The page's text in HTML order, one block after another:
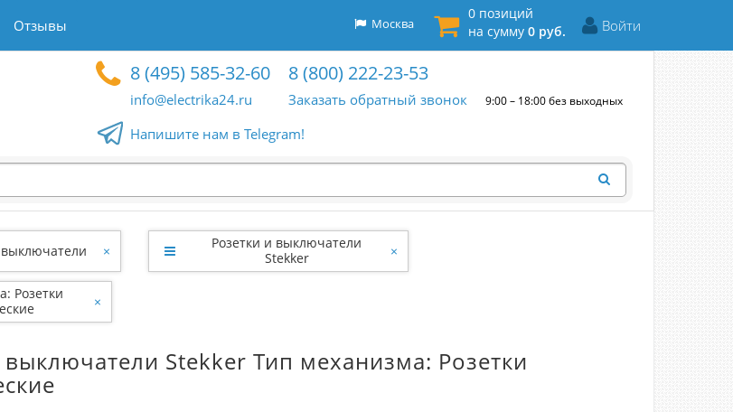
Отзывы Войти
0 позиций
на сумму 0 руб.
Москва
8 (495) 585-32-60
info@electrika24.ru
8 (800) 222-23-53
Заказать обратный звонок 9:00 – 18:00 без выходных
Напишите нам в Telegram!
выключатели ×
Розетки и выключатели
Stekker
×
Розетки
×
выключатели Stekker Тип механизма: Розетки